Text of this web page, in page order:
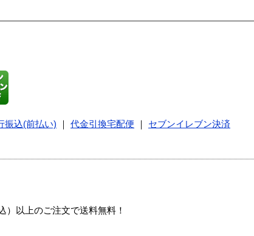
振込(前払い) 代金引換宅配便
セブンイレブン決済
以上のご注文で送料無料！